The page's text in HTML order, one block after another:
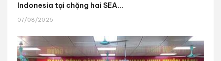
Indonesia tại chặng hai SEA...
07/08/2026